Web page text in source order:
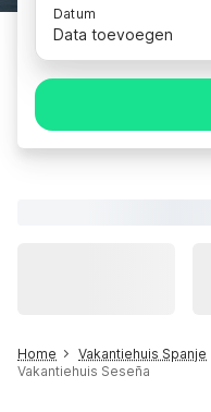
Datum
Data toevoegen
Home Vakantiehuis Spanje
Vakantiehuis Seseña